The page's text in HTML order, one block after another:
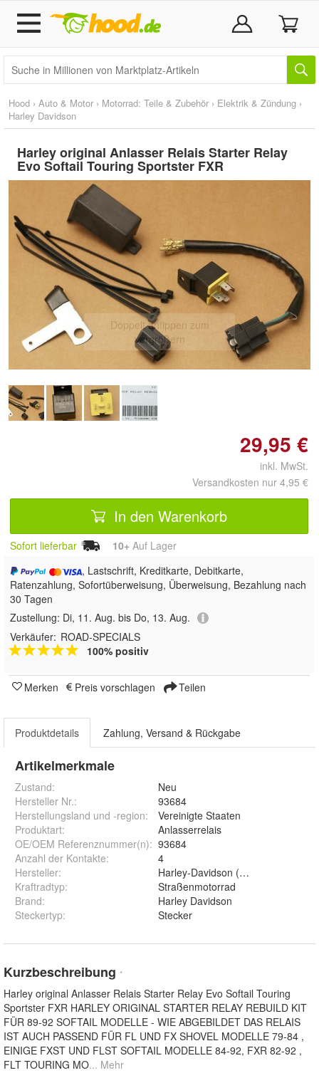
Hood › Auto & Motor › Motorrad: Teile & Zubehör › Elektrik & Zündung ›
Harley Davidson
Harley original Anlasser Relais Starter Relay
Evo Softail Touring Sportster FXR
Doppelt antippen zum
vergrößern
29,95 €
inkl. MwSt.
Versandkosten nur 4,95 €
In den Warenkorb
Sofort lieferbar 10+ Auf Lager
, Lastschrift, Kreditkarte, Debitkarte,
Ratenzahlung, Sofortüberweisung, Überweisung, Bezahlung nach
30 Tagen
Zustellung: Di, 11. Aug. bis Do, 13. Aug.
Verkäufer: ROAD-SPECIALS
100% positiv
Merken Preis vorschlagen Teilen
Produktdetails Zahlung, Versand & Rückgabe
Artikelmerkmale
Zustand:
Neu
Hersteller Nr.:
93684
Herstellungsland und -region:
Vereinigte Staaten
Produktart:
Anlasserrelais
OE/OEM Referenznummer(n): 93684
Anzahl der Kontakte:
4
Hersteller:
Harley-Davidson (Original OE)
Kraftradtyp:
Straßenmotorrad
Brand:
Harley Davidson
Steckertyp: Stecker
Kurzbeschreibung *
Harley original Anlasser Relais Starter Relay Evo Softail Touring
Sportster FXR HARLEY ORIGINAL STARTER RELAY REBUILD KIT
FÜR 89-92 SOFTAIL MODELLE - WIE ABGEBILDET DAS RELAIS
IST AUCH PASSEND FÜR FL UND FX SHOVEL MODELLE 79-84 ,
EINIGE FXST UND FLST SOFTAIL MODELLE 84-92, FXR 82-92 ,
FLT TOURING MO... Mehr